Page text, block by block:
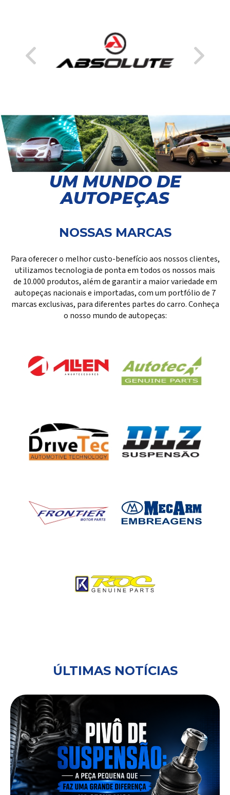
UM MUNDO DE
AUTOPEÇAS
NOSSAS MARCAS
Para oferecer o melhor custo-benefício aos nossos clientes,
utilizamos tecnologia de ponta em todos os nossos mais
de 10.000 produtos, além de garantir a maior variedade em
autopeças nacionais e importadas, com um portfólio de 7
marcas exclusivas, para diferentes partes do carro. Conheça
o nosso mundo de autopeças:
ÚLTIMAS NOTÍCIAS